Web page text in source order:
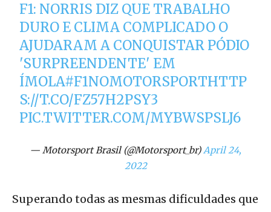
F1: NORRIS DIZ QUE TRABALHO
DURO E CLIMA COMPLICADO O
AJUDARAM A CONQUISTAR PÓDIO
'SURPREENDENTE' EM
ÍMOLA#F1NOMOTORSPORTHTTP
S://T.CO/FZ57H2PSY3
PIC.TWITTER.COM/MYBWSPSLJ6
— Motorsport Brasil (@Motorsport_br)April 24,
2022
Superando todas as mesmas dificuldades que